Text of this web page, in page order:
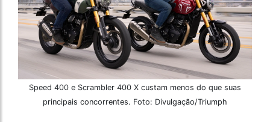
Speed 400 e Scrambler 400 X custam menos do que suas
principais concorrentes. Foto: Divulgação/Triumph